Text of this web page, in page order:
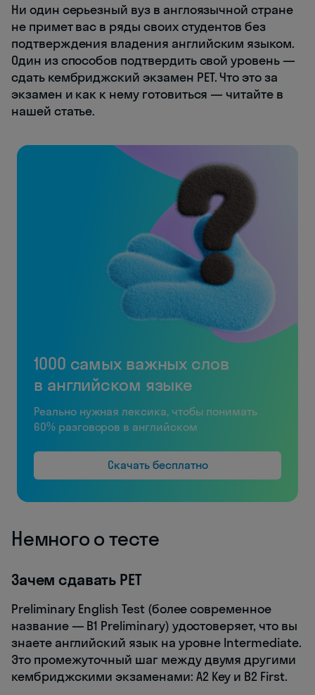
Ни один серьезный вуз в англоязычной стране
не примет вас в ряды своих студентов без
подтверждения владения английским языком.
Один из способов подтвердить свой уровень —
сдать кембриджский экзамен PET. Что это за
экзамен и как к нему готовиться — читайте в
нашей статье.
1000 самых важных слов
в английском языке
Реально нужная лексика, чтобы понимать
60% разговоров в английском
Скачать бесплатно
Немного о тесте
Зачем сдавать PET
Preliminary English Test (более современное
название — B1 Preliminary) удостоверяет, что вы
знаете английский язык на уровне Intermediate.
Это промежуточный шаг между двумя другими
кембриджскими экзаменами: A2 Key и B2 First.